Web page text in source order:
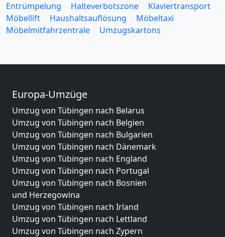
Entrümpelung
Halteverbotszone
Klaviertransport
Möbellift
Haushaltsauflösung
Möbeltaxi
Möbelmitfahrzentrale
Umzugskartons
Europa-Umzüge
Umzug von Tübingen nach Belarus
Umzug von Tübingen nach Belgien
Umzug von Tübingen nach Bulgarien
Umzug von Tübingen nach Dänemark
Umzug von Tübingen nach England
Umzug von Tübingen nach Portugal
Umzug von Tübingen nach Bosnien
und Herzegowina
Umzug von Tübingen nach Irland
Umzug von Tübingen nach Lettland
Umzug von Tübingen nach Zypern